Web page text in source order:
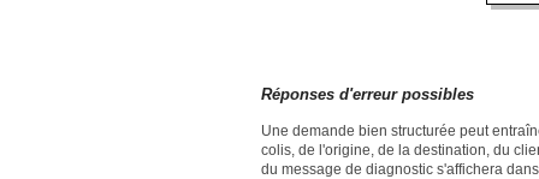
Réponses d'erreur possibles
Une demande bien structurée peut
colis, de l'origine, de la destination, du
du message de diagnostic s'affichera